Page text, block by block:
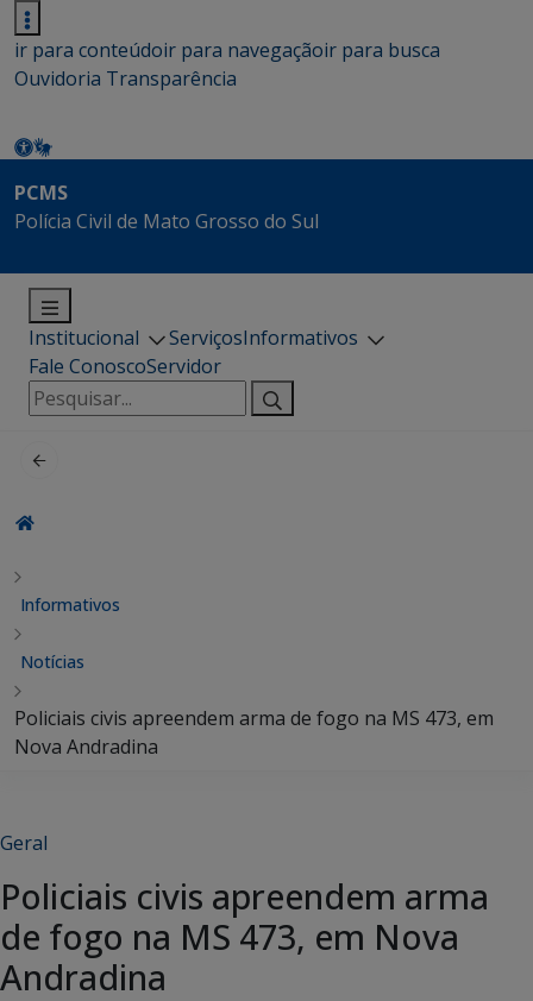
ir para conteúdoir para navegaçãoir para busca
Ouvidoria Transparência
PCMS
Polícia Civil de Mato Grosso do Sul
Institucional ServiçosInformativos
Fale ConoscoServidor
Pesquisar
por:
Informativos
Notícias
Policiais civis apreendem arma de fogo na MS 473, em
Nova Andradina
Geral
Policiais civis apreendem arma
de fogo na MS 473, em Nova
Andradina